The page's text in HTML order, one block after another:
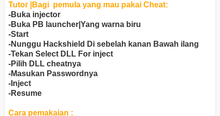
Tutor |Bagi pemula yang mau pakai Cheat:
-Buka injector
-Buka PB launcher|Yang warna biru
-Start
-Nunggu Hackshield Di sebelah kanan Bawah ilang
-Tekan Select DLL For inject
-Pilih DLL cheatnya
-Masukan Passwordnya
-Inject
-Resume
Cara pemakaian :